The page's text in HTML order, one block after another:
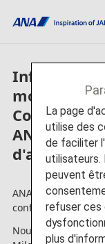
Information
Conditions
ANA
d'adhésion
ANA et ANA
confiance.
Nous vous
La page
utilise des
de faciliter
utilisateurs.
peuvent
refuser ces
plus